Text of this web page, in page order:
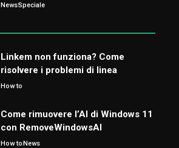
NewsSpeciale
Linkem non funziona? Come
risolvere i problemi di linea
How to
Come rimuovere l’AI di Windows 11
con RemoveWindowsAI
How toNews